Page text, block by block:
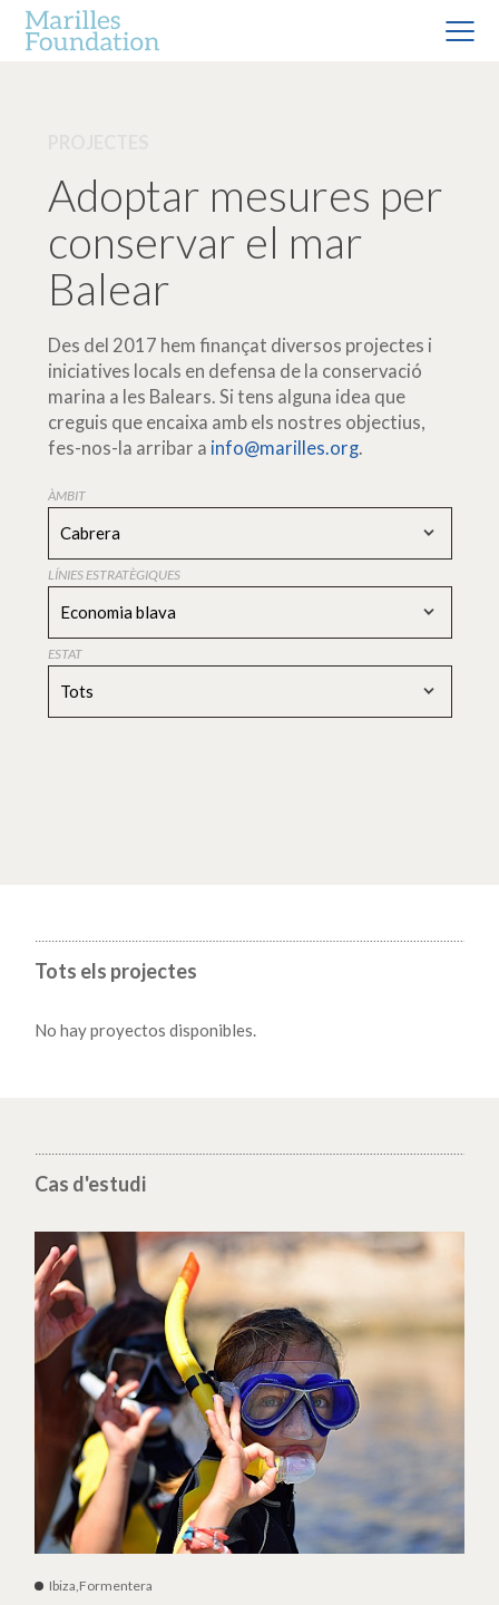
Adoptar mesures per
conservar el mar
Balear
Des del 2017 hem finançat diversos projectes i
iniciatives locals en defensa de la conservació
marina a les Balears. Si tens alguna idea que
creguis que encaixa amb els nostres objectius,
fes-nos-la arribar a info@marilles.org.
ÀMBIT
Cabrera
LÍNIES ESTRATÈGIQUES
Economia blava
ESTAT
Tots
Tots els projectes
No hay proyectos disponibles.
Cas d'estudi
Ibiza,Formentera